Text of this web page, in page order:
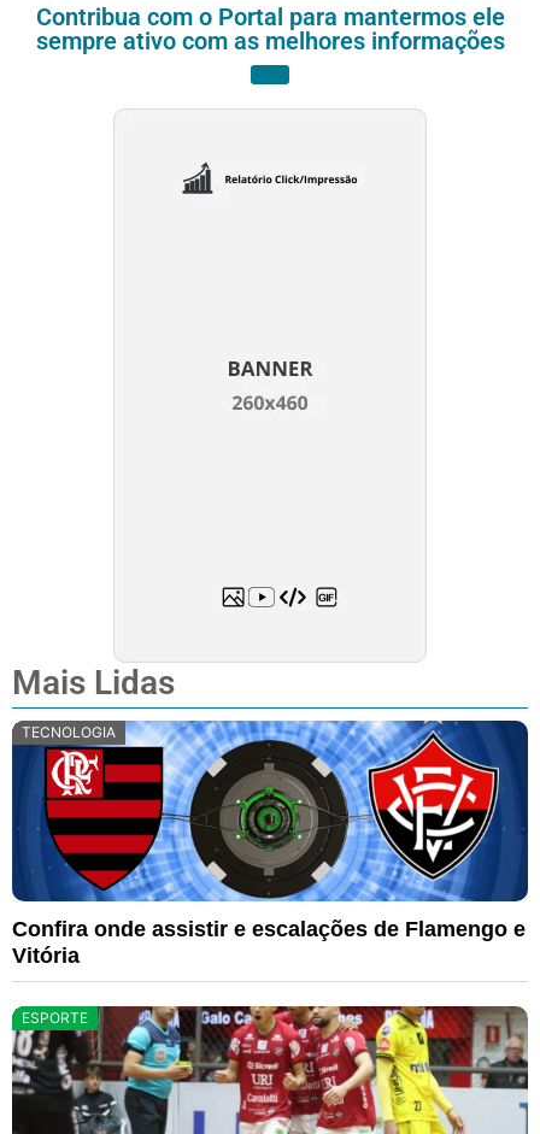
Contribua com o Portal para mantermos ele
sempre ativo com as melhores informações
Mais Lidas
TECNOLOGIA
Confira onde assistir e escalações de Flamengo e
Vitória
ESPORTE